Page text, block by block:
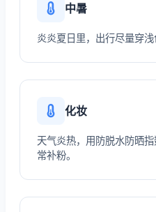
中暑
炎炎夏日里，出行尽量穿浅
化妆
天气炎热，用防脱水防晒指
常补粉。